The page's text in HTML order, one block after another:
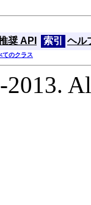
奨 API 索引 ヘル
てのクラス